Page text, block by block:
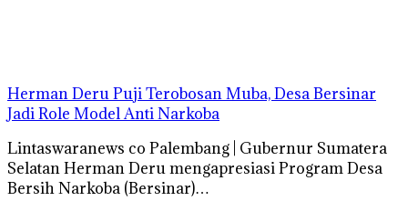
Herman Deru Puji Terobosan Muba, Desa Bersinar
Jadi Role Model Anti Narkoba
Lintaswaranews co Palembang | Gubernur Sumatera
Selatan Herman Deru mengapresiasi Program Desa
Bersih Narkoba (Bersinar)…